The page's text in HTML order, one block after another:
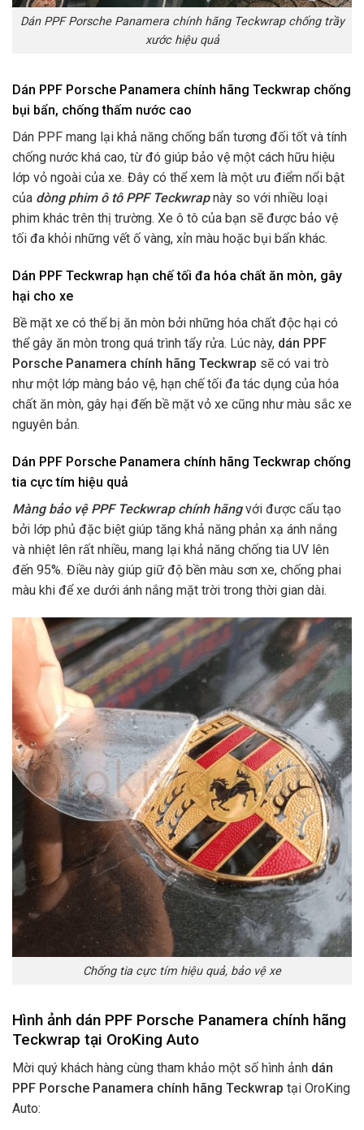
Dán PPF Porsche Panamera chính hãng Teckwrap chống trầy
xước hiệu quả
Dán PPF Porsche Panamera chính hãng Teckwrap chống
bụi bẩn, chống thấm nước cao
Dán PPF mang lại khả năng chống bẩn tương đối tốt và tính
chống nước khá cao, từ đó giúp bảo vệ một cách hữu hiệu
lớp vỏ ngoài của xe. Đây có thể xem là một ưu điểm nổi bật
của dòng phim ô tô PPF Teckwrapnày so với nhiều loại
phim khác trên thị trường. Xe ô tô của bạn sẽ được bảo vệ
tối đa khỏi những vết ố vàng, xỉn màu hoặc bụi bẩn khác.
Dán PPF Teckwrap hạn chế tối đa hóa chất ăn mòn, gây
hại cho xe
Bề mặt xe có thể bị ăn mòn bởi những hóa chất độc hại có
thể gây ăn mòn trong quá trình tẩy rửa. Lúc này, dán PPF
Porsche Panamera chính hãng Teckwrap sẽ có vai trò
như một lớp màng bảo vệ, hạn chế tối đa tác dụng của hóa
chất ăn mòn, gây hại đến bề mặt vỏ xe cũng như màu sắc xe
nguyên bản.
Dán PPF Porsche Panamera chính hãng Teckwrap chống
tia cực tím hiệu quả
Màng bảo vệ PPF Teckwrap chính hãngvới được cấu tạo
bởi lớp phủ đặc biệt giúp tăng khả năng phản xạ ánh nắng
và nhiệt lên rất nhiều, mang lại khả năng chống tia UV lên
đến 95%. Điều này giúp giữ độ bền màu sơn xe, chống phai
màu khi để xe dưới ánh nắng mặt trời trong thời gian dài.
Chống tia cực tím hiệu quả, bảo vệ xe
Hình ảnh dán PPF Porsche Panamera chính hãng
Teckwrap tại OroKing Auto
Mời quý khách hàng cùng tham khảo một số hình ảnh dán
PPF Porsche Panamera chính hãng Teckwrap tại OroKing
Auto: